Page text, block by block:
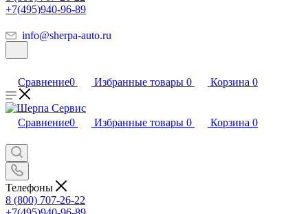
+7(495)940-96-89
info@sherpa-auto.ru
Сравнение0 Избранные товары 0 Корзина 0
Сравнение0 Избранные товары 0 Корзина 0
Телефоны
8 (800) 707-26-22